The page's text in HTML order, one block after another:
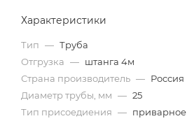
Характеристики
Тип — Труба
Отгрузка — штанга 4м
Страна производитель — Россия
Диаметр трубы, мм — 25
Тип присоедиения — приварное